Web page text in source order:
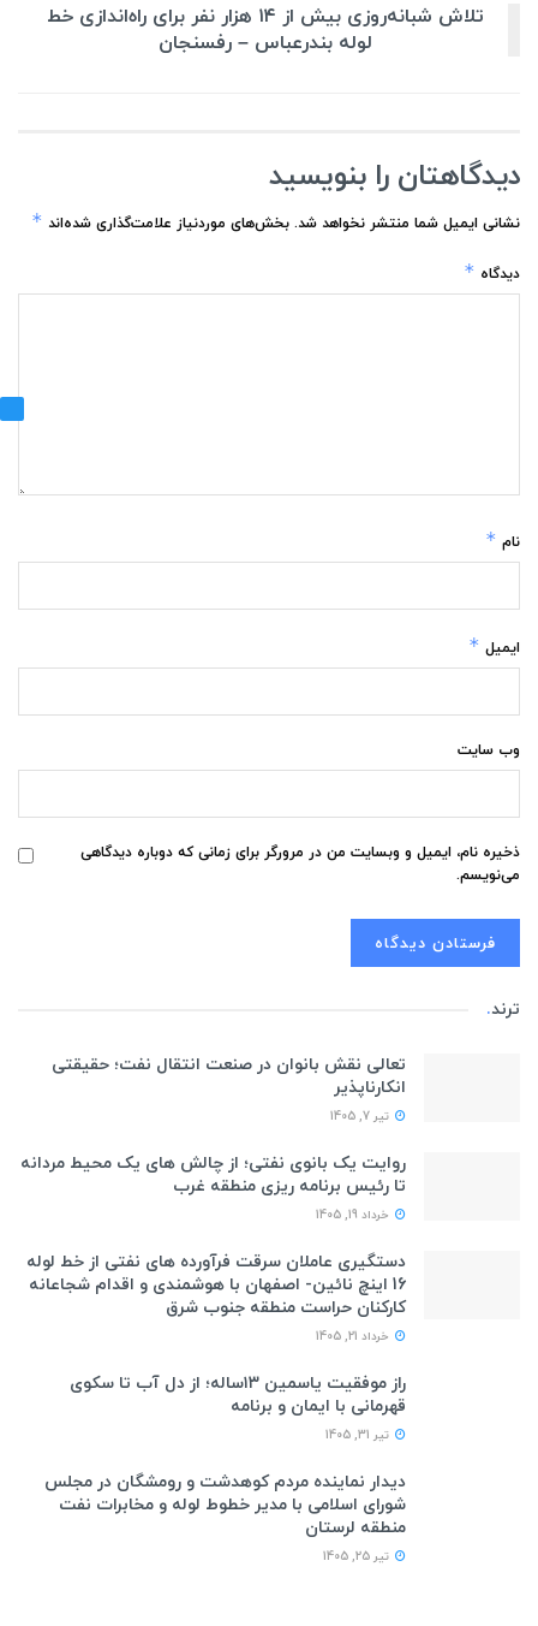
تلاش شبانه‌روزی بیش از ۱۴ هزار نفر برای راه‌اندازی خط
لوله بندرعباس – رفسنجان
دیدگاهتان را بنویسید
نشانی ایمیل شما منتشر نخواهد شد. بخش‌های موردنیاز علامت‌گذاری شده‌اند *
دیدگاه *
نام *
ایمیل *
وب‌ سایت
ذخیره نام، ایمیل و وبسایت من در مرورگر برای زمانی که دوباره دیدگاهی
می‌نویسم.
ترند.
تعالی نقش بانوان در صنعت انتقال نفت؛ حقیقتی
انکارناپذیر
تیر 7, 1405
روایت یک بانوی نفتی؛ از چالش های یک محیط مردانه
تا رئیس برنامه ریزی منطقه غرب
خرداد 19, 1405
دستگیری عاملان سرقت فرآورده های نفتی از خط لوله
16 اینچ نائین- اصفهان با هوشمندی و اقدام شجاعانه
کارکنان حراست منطقه جنوب شرق
خرداد 21, 1405
راز موفقیت یاسمین ۱۳ساله؛ از دل آب تا سکوی
قهرمانی با ایمان و برنامه
تیر 31, 1405
دیدار نماینده مردم کوهدشت و رومشگان در مجلس
شورای اسلامی با مدیر خطوط لوله و مخابرات نفت
منطقه لرستان
تیر 25, 1405